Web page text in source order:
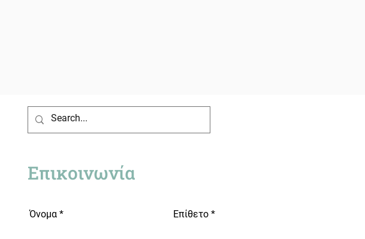
Επικοινωνία
Όνομα Επίθετο